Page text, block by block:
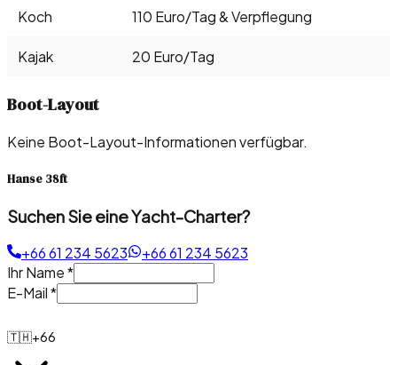
Koch 110 Euro/Tag & Verpflegung
Kajak 20 Euro/Tag
Boot-Layout
Keine Boot-Layout-Informationen verfügbar.
Hanse 38ft
Suchen Sie eine Yacht-Charter?
+66 61 234 5623
+66 61 234 5623
Ihr Name*
E-Mail*
🇹🇭+66